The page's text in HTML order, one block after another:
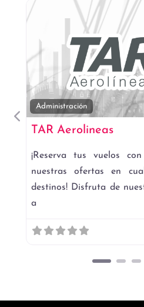
Administración
TAR Aerolineas
¡Reserva tus vuelos
nuestras ofertas en
destinos! Disfruta de
a
Anterior